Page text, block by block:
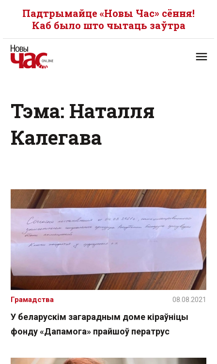
Падтрымайце «Новы Час» сёння!
Каб было што чытаць заўтра
Тэма: Наталля
Калегава
У беларускім загарадным доме кіраўніцы
фонду «Дапамога» прайшоў ператрус
Грамадства 08.08.2021